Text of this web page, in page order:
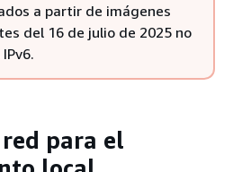
a partir de imágenes
del 16 de julio de 2025 no
para el